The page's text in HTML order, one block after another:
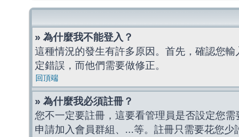
» 為什麼我不能登入？
這種情況的發生有許多原因。首先，確認您
定錯誤，而他們需要做修正。
回頂端
» 為什麼我必須註冊？
您不一定要註冊，這要看管理員是否設定您
申請加入會員群組、...等。註冊只需要花您少